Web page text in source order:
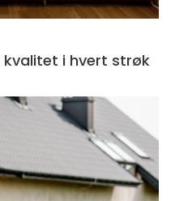
Malermester stavanger kvalitet i hvert strøk